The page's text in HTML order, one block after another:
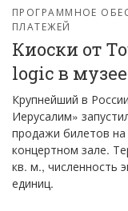
ПРОГРАММНОЕ
ПЛАТЕЖЕЙ
Киоски от
logic в
Крупнейший в
Иерусалим»
продажи билетов
концертном зале.
кв. м., численность
единиц.